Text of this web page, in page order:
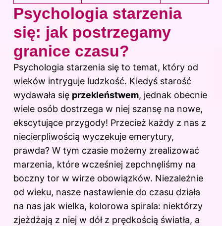
Psychologia starzenia
się: jak postrzegamy
granice czasu?
Psychologia starzenia się to temat, który od
wieków intryguje ludzkość. Kiedyś starość
wydawała się przekleństwem, jednak obecnie
wiele osób dostrzega w niej szansę na nowe,
ekscytujące przygody! Przecież każdy z nas z
niecierpliwością wyczekuje emerytury,
prawda? W tym czasie możemy zrealizować
marzenia, które wcześniej zepchnęliśmy na
boczny tor w wirze obowiązków. Niezależnie
od wieku, nasze nastawienie do czasu działa
na nas jak wielka, kolorowa spirala: niektórzy
zjeżdżają z niej w dół z prędkością światła, a